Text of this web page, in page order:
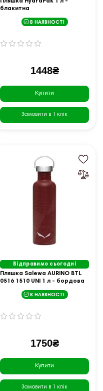
блакитна
В НАЯВНОСТІ
1448₴
Купити
Замовити в 1 клік
Відправимо сьогодні
Пляшка Salewa AURINO BTL
0516 1510 UNI 1 л - бордова
В НАЯВНОСТІ
1750₴
Купити
Замовити в 1 клік